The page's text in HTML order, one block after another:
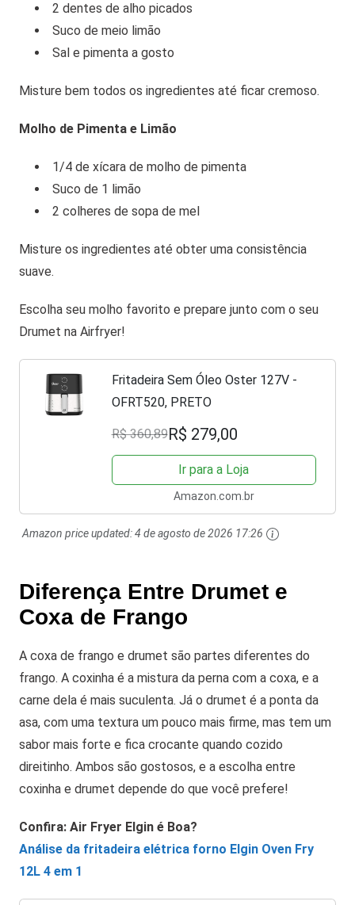
2 dentes de alho picados
Suco de meio limão
Sal e pimenta a gosto
Misture bem todos os ingredientes até ficar cremoso.
Molho de Pimenta e Limão
1/4 de xícara de molho de pimenta
Suco de 1 limão
2 colheres de sopa de mel
Misture os ingredientes até obter uma consistência
suave.
Escolha seu molho favorito e prepare junto com o seu
Drumet na Airfryer!
Fritadeira Sem Óleo Oster 127V -
OFRT520, PRETO
R$ 360,89R$ 279,00
Ir para a Loja
Amazon.com.br
Amazon price updated:4 de agosto de 2026 17:26
Diferença Entre Drumet e
Coxa de Frango
A coxa de frango e drumet são partes diferentes do
frango. A coxinha é a mistura da perna com a coxa, e a
carne dela é mais suculenta. Já o drumet é a ponta da
asa, com uma textura um pouco mais firme, mas tem um
sabor mais forte e fica crocante quando cozido
direitinho. Ambos são gostosos, e a escolha entre
coxinha e drumet depende do que você prefere!
Confira: Air Fryer Elgin é Boa?
Análise da fritadeira elétrica forno Elgin Oven Fry
12L 4 em 1